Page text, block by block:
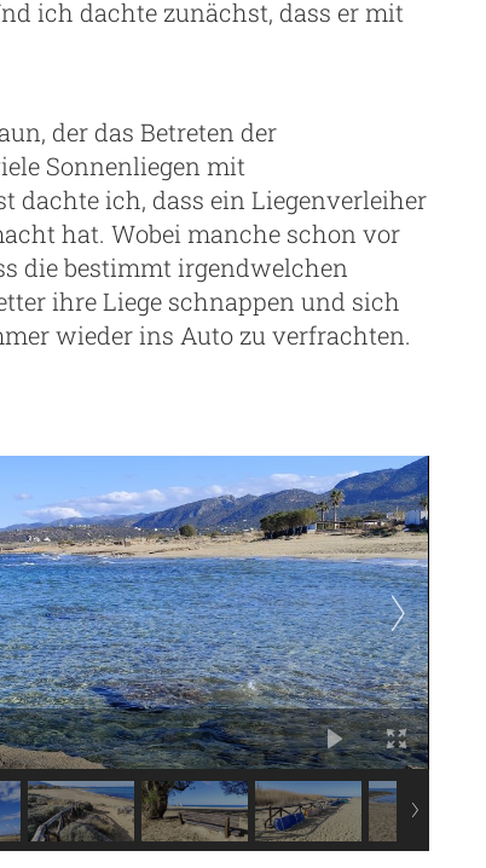
ich dachte zunächst, dass er mit
der das Betreten der
Sonnenliegen mit
dachte ich, dass ein Liegenverleiher
hat. Wobei manche schon vor
die bestimmt irgendwelchen
ihre Liege schnappen und sich
wieder ins Auto zu verfrachten.